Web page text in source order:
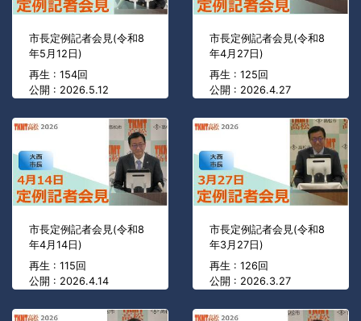
市長定例記者会見(令和8
年5月12日)
再生 : 154回
公開 : 2026.5.12
市長定例記者会見(令和8
年4月27日)
再生 : 125回
公開 : 2026.4.27
市長定例記者会見(令和8
年4月14日)
再生 : 115回
公開 : 2026.4.14
市長定例記者会見(令和8
年3月27日)
再生 : 126回
公開 : 2026.3.27